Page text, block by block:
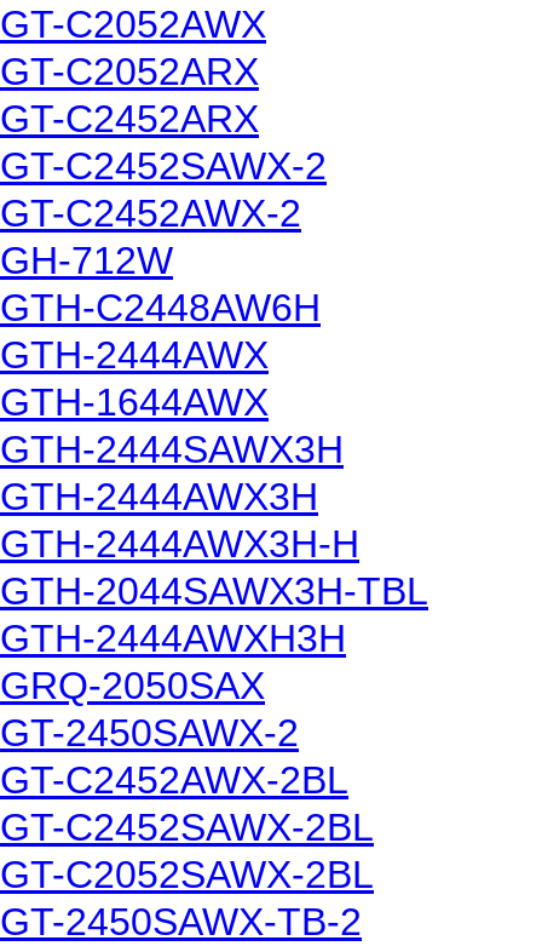
GT-C2052AWX
GT-C2052ARX
GT-C2452ARX
GT-C2452SAWX-2
GT-C2452AWX-2
GH-712W
GTH-C2448AW6H
GTH-2444AWX
GTH-1644AWX
GTH-2444SAWX3H
GTH-2444AWX3H
GTH-2444AWX3H-H
GTH-2044SAWX3H-TBL
GTH-2444AWXH3H
GRQ-2050SAX
GT-2450SAWX-2
GT-C2452AWX-2BL
GT-C2452SAWX-2BL
GT-C2052SAWX-2BL
GT-2450SAWX-TB-2